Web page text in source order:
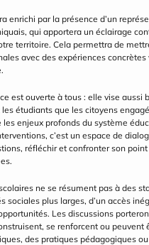
enrichi par la présence d’un
qui apportera un éclairage
territoire. Cela permettra de
avec des expériences concrètes
est ouverte à tous : elle vise aussi
étudiants que les citoyens
enjeux profonds du système
c’est un espace de
réfléchir et confronter son
ne se résument pas à des
sociales plus larges, d’un accès
Les discussions
se renforcent ou peuvent
des pratiques pédagogiques